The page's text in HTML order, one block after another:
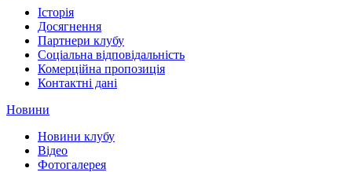
Історія
Досягнення
Партнери клубу
Соціальна відповідальність
Комерційна пропозиція
Контактні дані
Новини
Новини клубу
Відео
Фотогалерея